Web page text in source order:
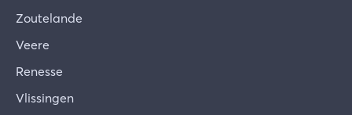
Zoutelande
Veere
Renesse
Vlissingen